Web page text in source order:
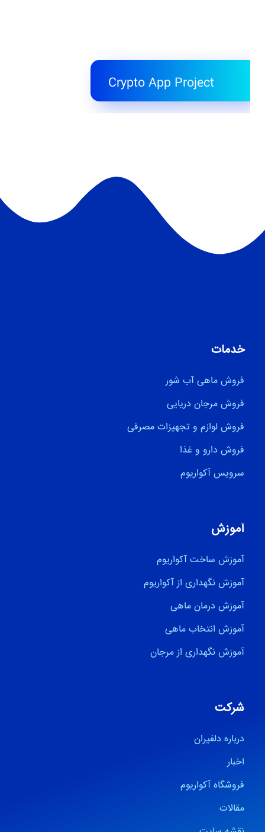
Crypto App Project
خدمات
فروش ماهی آب شور
فروش مرجان دریایی
فروش لوازم و تجهیزات مصرفی
فروش دارو و غذا
سرویس آکواریوم
آموزش
آموزش ساخت آکواریوم
آموزش نگهداری از آکواریوم
آموزش درمان ماهی
آموزش انتخاب ماهی
آموزش نگهداری از مرجان
شرکت
درباره دلفیران
اخبار
فروشگاه آکواریوم
مقالات